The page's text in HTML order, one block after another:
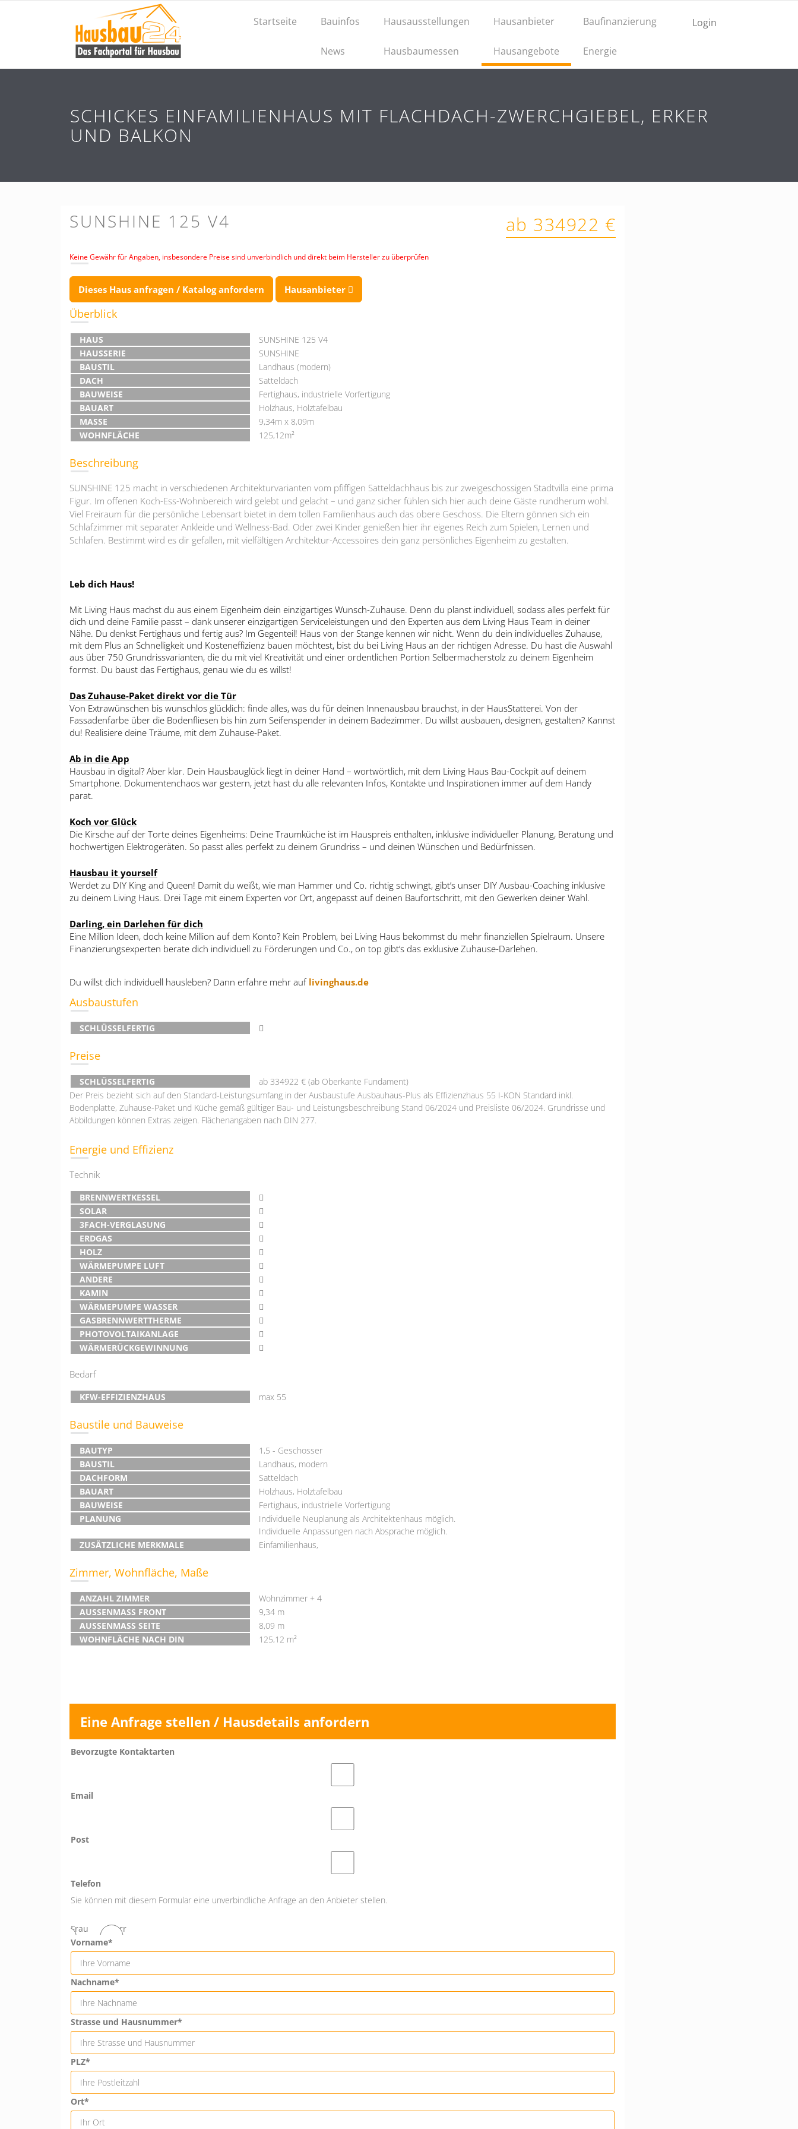
Login
Startseite Bauinfos
News
Hausausstellungen
Hausbaumessen
Hausanbieter
Hausangebote
Baufinanzierung
Energie
SCHICKES EINFAMILIENHAUS MIT FLACHDACH-ZWERCHGIEBEL, ERKER
UND BALKON
SUNSHINE 125 V4 ab 334922 €
Keine Gewähr für Angaben, insbesondere Preise sind unverbindlich und direkt beim Hersteller zu überprüfen
Dieses Haus anfragen / Katalog anfordern Hausanbieter
Überblick
HAUS
SUNSHINE 125 V4
HAUSSERIE
SUNSHINE
BAUSTIL
Landhaus (modern)
DACH
Satteldach
BAUWEISE
Fertighaus, industrielle Vorfertigung
BAUART
Holzhaus, Holztafelbau
MASSE
9,34m x 8,09m
WOHNFLÄCHE
125,12m²
Beschreibung
SUNSHINE 125 macht in verschiedenen Architekturvarianten vom pfiffigen Satteldachhaus bis zur zweigeschossigen Stadtvilla eine prima
Figur. Im offenen Koch-Ess-Wohnbereich wird gelebt und gelacht – und ganz sicher fühlen sich hier auch deine Gäste rundherum wohl.
Viel Freiraum für die persönliche Lebensart bietet in dem tollen Familienhaus auch das obere Geschoss. Die Eltern gönnen sich ein
Schlafzimmer mit separater Ankleide und Wellness-Bad. Oder zwei Kinder genießen hier ihr eigenes Reich zum Spielen, Lernen und
Schlafen. Bestimmt wird es dir gefallen, mit vielfältigen Architektur-Accessoires dein ganz persönliches Eigenheim zu gestalten.
Leb dich Haus!
Mit Living Haus machst du aus einem Eigenheim dein einzigartiges Wunsch-Zuhause. Denn du planst individuell, sodass alles perfekt für
dich und deine Familie passt – dank unserer einzigartigen Serviceleistungen und den Experten aus dem Living Haus Team in deiner
Nähe. Du denkst Fertighaus und fertig aus? Im Gegenteil! Haus von der Stange kennen wir nicht. Wenn du dein individuelles Zuhause,
mit dem Plus an Schnelligkeit und Kosteneffizienz bauen möchtest, bist du bei Living Haus an der richtigen Adresse. Du hast die Auswahl
aus über 750 Grundrissvarianten, die du mit viel Kreativität und einer ordentlichen Portion Selbermacherstolz zu deinem Eigenheim
formst. Du baust das Fertighaus, genau wie du es willst!
Das Zuhause-Paket direkt vor die Tür
Von Extrawünschen bis wunschlos glücklich: finde alles, was du für deinen Innenausbau brauchst, in der HausStatterei. Von der
Fassadenfarbe über die Bodenfliesen bis hin zum Seifenspender in deinem Badezimmer. Du willst ausbauen, designen, gestalten? Kannst
du! Realisiere deine Träume, mit dem Zuhause-Paket.
Ab in die App
Hausbau in digital? Aber klar. Dein Hausbauglück liegt in deiner Hand – wortwörtlich, mit dem Living Haus Bau-Cockpit auf deinem
Smartphone. Dokumentenchaos war gestern, jetzt hast du alle relevanten Infos, Kontakte und Inspirationen immer auf dem Handy
parat.
Koch vor Glück
Die Kirsche auf der Torte deines Eigenheims: Deine Traumküche ist im Hauspreis enthalten, inklusive individueller Planung, Beratung und
hochwertigen Elektrogeräten. So passt alles perfekt zu deinem Grundriss – und deinen Wünschen und Bedürfnissen.
Hausbau it yourself
Werdet zu DIY King and Queen! Damit du weißt, wie man Hammer und Co. richtig schwingt, gibt’s unser DIY Ausbau-Coaching inklusive
zu deinem Living Haus. Drei Tage mit einem Experten vor Ort, angepasst auf deinen Baufortschritt, mit den Gewerken deiner Wahl.
Darling, ein Darlehen für dich
Eine Million Ideen, doch keine Million auf dem Konto? Kein Problem, bei Living Haus bekommst du mehr finanziellen Spielraum. Unsere
Finanzierungsexperten berate dich individuell zu Förderungen und Co., on top gibt’s das exklusive Zuhause-Darlehen.
Du willst dich individuell hausleben? Dann erfahre mehr auf livinghaus.de
Ausbaustufen
SCHLÜSSELFERTIG
Preise
SCHLÜSSELFERTIG
ab 334922 € (ab Oberkante Fundament)
Der Preis bezieht sich auf den Standard-Leistungsumfang in der Ausbaustufe Ausbauhaus-Plus als Effizienzhaus 55 I-KON Standard inkl.
Bodenplatte, Zuhause-Paket und Küche gemäß gültiger Bau- und Leistungsbeschreibung Stand 06/2024 und Preisliste 06/2024. Grundrisse und
Abbildungen können Extras zeigen. Flächenangaben nach DIN 277.
Energie und Effizienz
Technik
BRENNWERTKESSEL
SOLAR
3FACH-VERGLASUNG
ERDGAS
HOLZ
WÄRMEPUMPE LUFT
ANDERE
KAMIN
WÄRMEPUMPE WASSER
GASBRENNWERTTHERME
PHOTOVOLTAIKANLAGE
WÄRMERÜCKGEWINNUNG
Bedarf
KFW-EFFIZIENZHAUS max 55
Baustile und Bauweise
BAUTYP
1,5 - Geschosser
BAUSTIL
Landhaus, modern
DACHFORM
Satteldach
BAUART
Holzhaus, Holztafelbau
BAUWEISE
Fertighaus, industrielle Vorfertigung
PLANUNG
Individuelle Neuplanung als Architektenhaus möglich.
Individuelle Anpassungen nach Absprache möglich.
ZUSÄTZLICHE MERKMALE
Einfamilienhaus,
Zimmer, Wohnfläche, Maße
ANZAHL ZIMMER
Wohnzimmer + 4
AUSSENMASS FRONT
9,34 m
AUSSENMASS SEITE
8,09 m
WOHNFLÄCHE NACH DIN
125,12 m²
Eine Anfrage stellen / Hausdetails anfordern
Bevorzugte Kontaktarten
Email
Post
Telefon
Sie können mit diesem Formular eine unverbindliche Anfrage an den Anbieter stellen.
Frau
Herr
Vorname*
Nachname*
Strasse und Hausnummer*
PLZ*
Ort*